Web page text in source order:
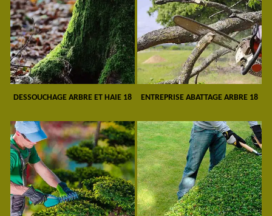
DESSOUCHAGE ARBRE ET HAIE 18 ENTREPRISE ABATTAGE ARBRE 18